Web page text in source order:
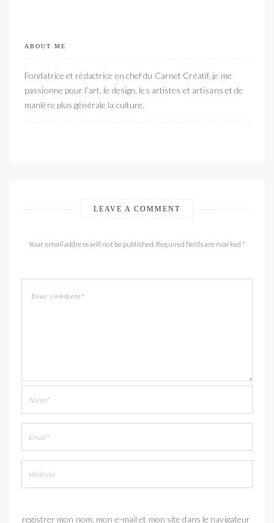
ABOUT ME
Fondatrice et rédactrice en chef du Carnet Créatif, je me
passionne pour l'art, le design, les artistes et artisans et de
manière plus générale la culture.
LEAVE A COMMENT
Your email address will not be published. Required fields are marked *
Enregistrer mon nom, mon e-mail et mon site dans le navigateur